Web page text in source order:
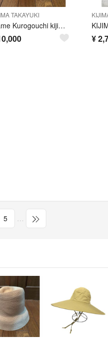
TAKAYUKI
Mame Kurogouchi kijima takayuki ハット
¥
5